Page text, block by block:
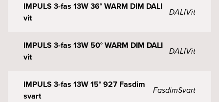
IMPULS 3-fas 13W 36° WARM DIM DALI
vit
DALIVit
IMPULS 3-fas 13W 50° WARM DIM DALI
vit
DALIVit
IMPULS 3-fas 13W 15° 927 Fasdim
svart
FasdimSvart